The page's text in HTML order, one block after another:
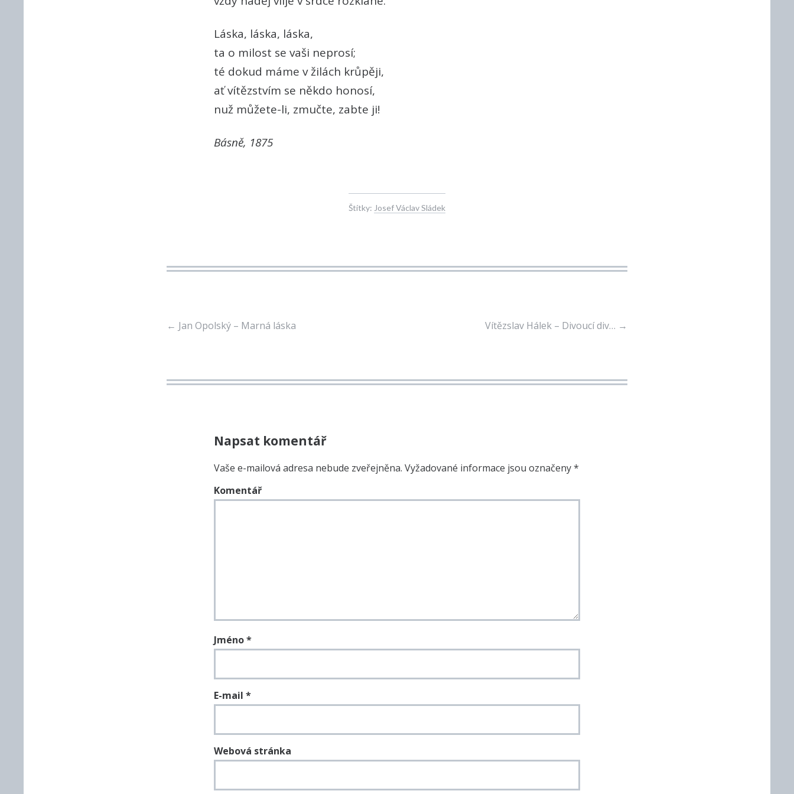
Láska, láska, láska,
ta o milost se vaši neprosí;
té dokud máme v žilách krůpěji,
ať vítězstvím se někdo honosí,
nuž můžete-li, zmučte, zabte ji!
Básně, 1875
Štítky: Josef Václav Sládek
← Jan Opolský – Marná láska Vítězslav Hálek – Divoucí div… →
Napsat komentář
Vaše e-mailová adresa nebude zveřejněna. Vyžadované informace jsou označeny*
Komentář
Jméno*
E-mail *
Webová stránka